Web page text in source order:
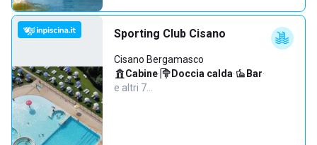
Sporting Club Cisano
Cisano Bergamasco
Cabine· Doccia calda· Bar·
e altri 7…